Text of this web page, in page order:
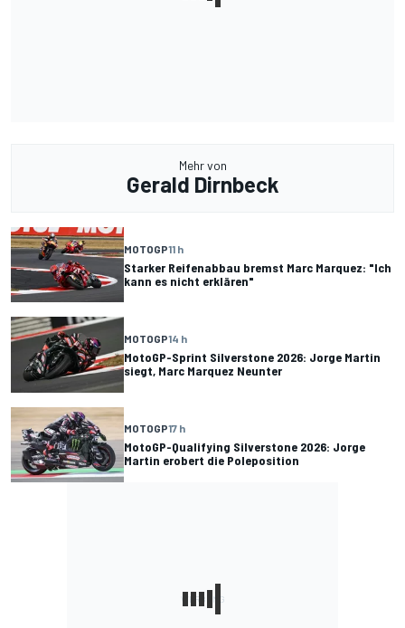
Mehr von
Gerald Dirnbeck
MOTOGP11 h
Starker Reifenabbau bremst Marc Marquez: "Ich
kann es nicht erklären"
MOTOGP14 h
MotoGP-Sprint Silverstone 2026: Jorge Martin
siegt, Marc Marquez Neunter
MOTOGP17 h
MotoGP-Qualifying Silverstone 2026: Jorge
Martin erobert die Poleposition